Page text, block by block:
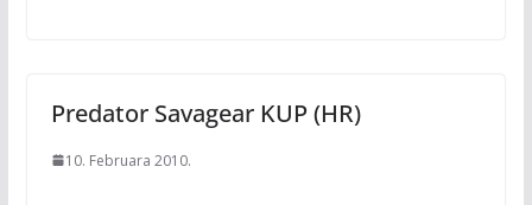
Predator Savagear KUP (HR)
10. Februara 2010.